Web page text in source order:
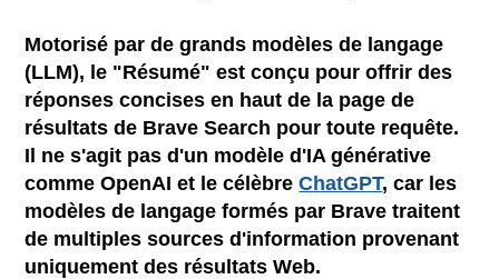
Motorisé par de grands modèles de langage
(LLM), le "Résumé" est conçu pour offrir des
réponses concises en haut de la page de
résultats de Brave Search pour toute requête.
Il ne s'agit pas d'un modèle d'IA générative
comme OpenAI et le célèbreChatGPT, car les
modèles de langage formés par Brave traitent
de multiples sources d'information provenant
uniquement des résultats Web.